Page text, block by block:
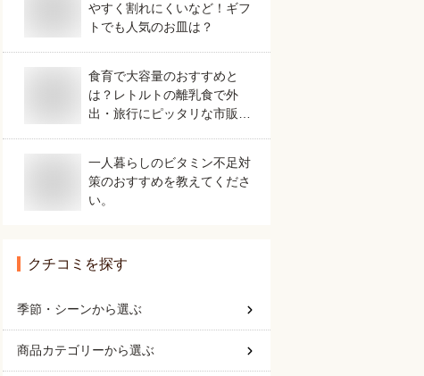
やすく割れにくいなど！ギフ
トでも人気のお皿は？
食育で大容量のおすすめと
は？レトルトの離乳食で外
出・旅行にピッタリな市販で
一人暮らしのビタミン不足対
策のおすすめを教えてくださ
い。
クチコミを探す
季節・シーンから選ぶ
商品カテゴリーから選ぶ